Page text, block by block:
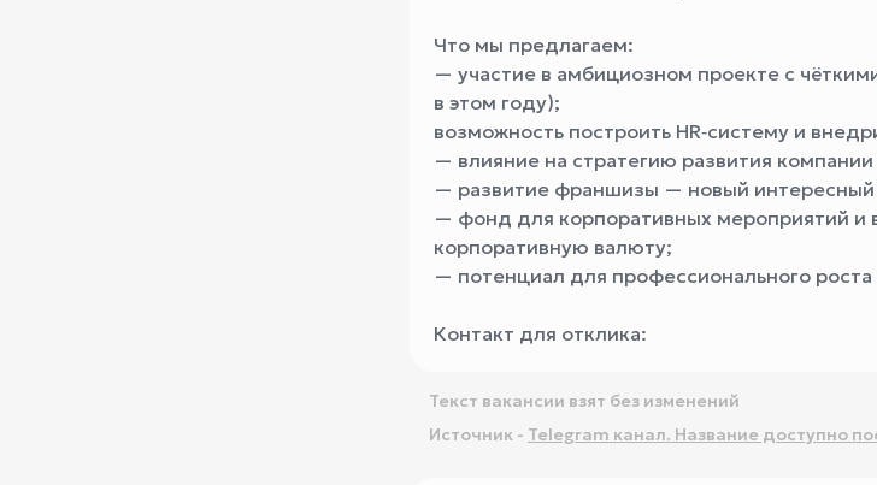
Что мы предлагаем:
— участие в амбициозном проекте с
в этом году);
возможность построить HR‑систему и
— влияние на стратегию развития
— развитие франшизы — новый интересный
— фонд для корпоративных мероприятий и
корпоративную валюту;
— потенциал для профессионального
Контакт для отклика:
Текст вакансии взят без изменений
Источник - Telegram канал. Название доступно